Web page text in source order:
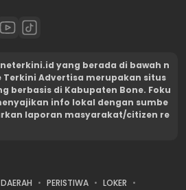
yang berada di bawah n
Terkini Advertisa merupakan situs
berbasis di Kabupaten Bone. Foku
info lokal dengan sumbe
laporan masyarakat/citizen re
DAERAH PERISTIWA
LOKER